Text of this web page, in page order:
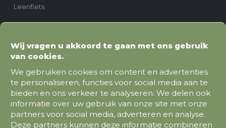
Leenfiets
Fietsen
Stadsfietsen
Wij vragen u akkoord te gaan met ons gebruik
van cookies.
We gebruiken cookies om content en advertenties
te personaliseren, functies voor social media aan te
bieden en ons verkeer te analyseren. We delen ook
informatie over uw gebruik van onze site met onze
partners voor social media, adverteren en analyse.
Deze partners kunnen deze informatie combineren